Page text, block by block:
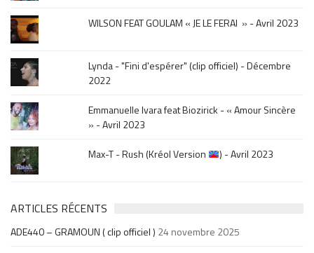
WILSON FEAT GOULAM « JE LE FERAI » - Avril 2023
Lynda - "Fini d'espérer" (clip officiel) - Décembre
2022
Emmanuelle Ivara feat Biozirick - « Amour Sincère
» - Avril 2023
Max-T - Rush (Kréol Version
) - Avril 2023
ARTICLES RÉCENTS
ADE440 – GRAMOUN ( clip officiel ) 24 novembre 2025